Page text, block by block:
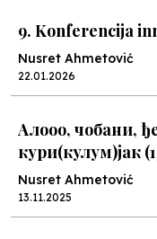
9. Konferencija
Nusret Ahmetović
22.01.2026
Алооо, чобани,
кури(кулум)јак
Nusret Ahmetović
13.11.2025